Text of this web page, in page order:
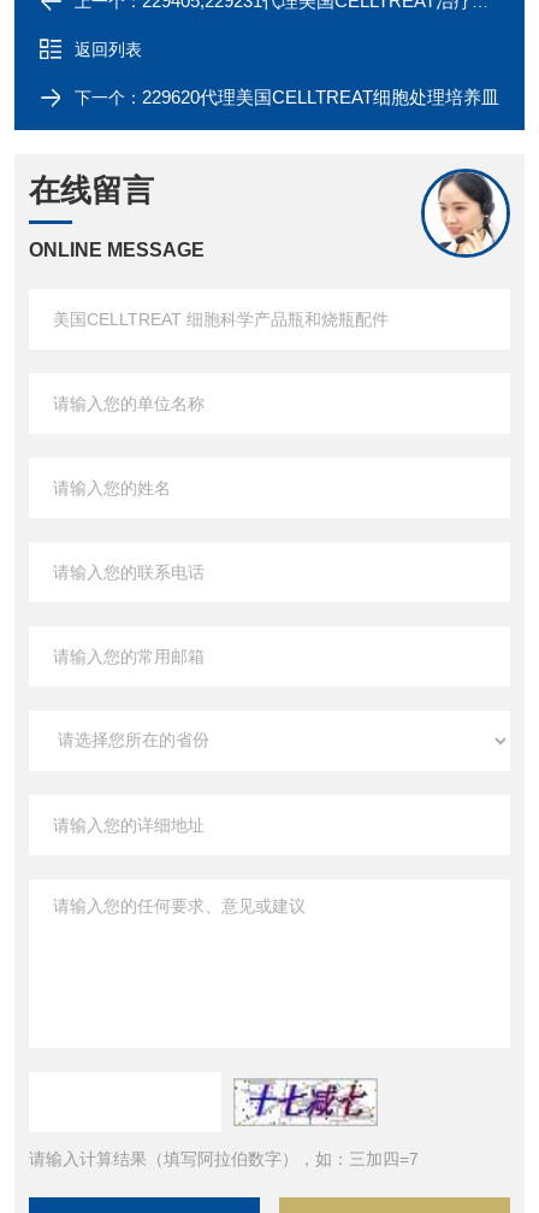
返回列表
下一个： 229620代理美国CELLTREAT细胞处理培养皿
在线留言
ONLINE MESSAGE
请输入计算结果（填写阿拉伯数字），如：三加四=7